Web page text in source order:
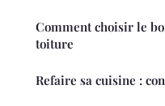
Comment choisir le
toiture
Refaire sa cuisine :